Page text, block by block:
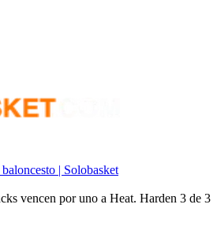
| Solobasket
vencen por uno a Heat. Harden 3 de 3